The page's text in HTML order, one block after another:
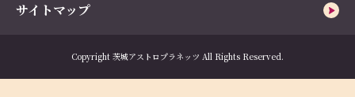
サイトマップ
Copyright 茨城アストロプラネッツ All Rights Reserved.